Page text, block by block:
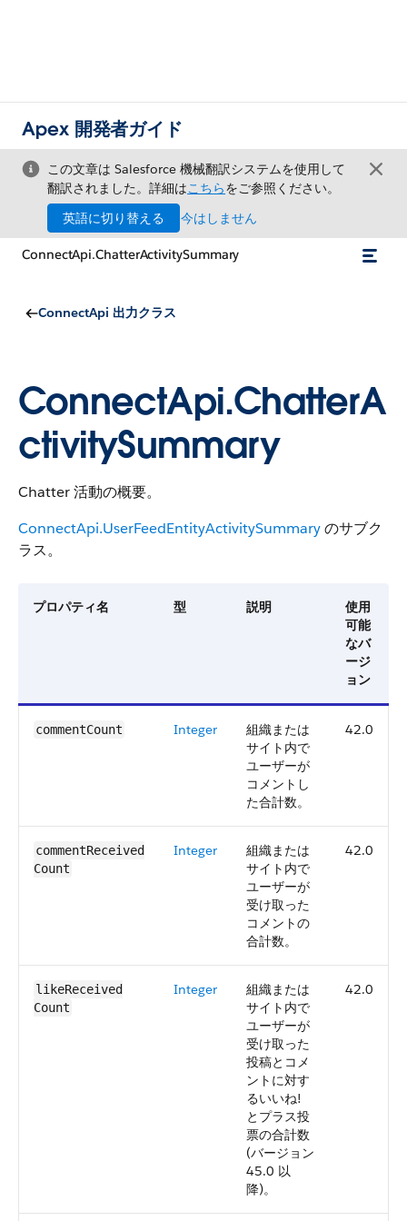
Apex 開発者ガイド
この文章は Salesforce 機械翻訳システムを使用して
翻訳されました。詳細はこちらをご参照ください。
英語に切り替える
今はしません
ConnectApi.ChatterActivitySummary
ConnectApi 出力クラス
ConnectApi.ChatterA
ctivitySummary
Chatter 活動の概要。
ConnectApi.UserFeedEntityActivitySummaryのサブク
ラス。
プロパティ名 型 説明
使用
可能
なバ
ージ
ョン
commentCount Integer
組織または
サイト内で
ユーザーが
コメントし
た合計数。
42.0
commentReceived​
Count
Integer
組織または
サイト内で
ユーザーが
受け取った
コメントの
合計数。
42.0
likeReceived​
Count
Integer
組織または
サイト内で
ユーザーが
受け取った
投稿とコメ
ントに対す
るいいね!
とプラス投
票の合計数
(バージョン
45.0 以
降)。
42.0